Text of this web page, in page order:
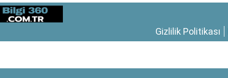
Gizlilik Politikası